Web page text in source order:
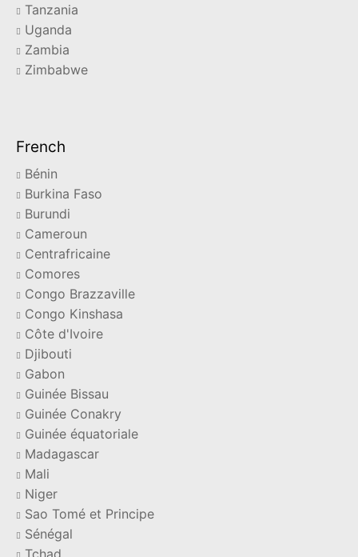
Tanzania
Uganda
Zambia
Zimbabwe
French
Bénin
Burkina Faso
Burundi
Cameroun
Centrafricaine
Comores
Congo Brazzaville
Congo Kinshasa
Côte d'Ivoire
Djibouti
Gabon
Guinée Bissau
Guinée Conakry
Guinée équatoriale
Madagascar
Mali
Niger
Sao Tomé et Principe
Sénégal
Tchad